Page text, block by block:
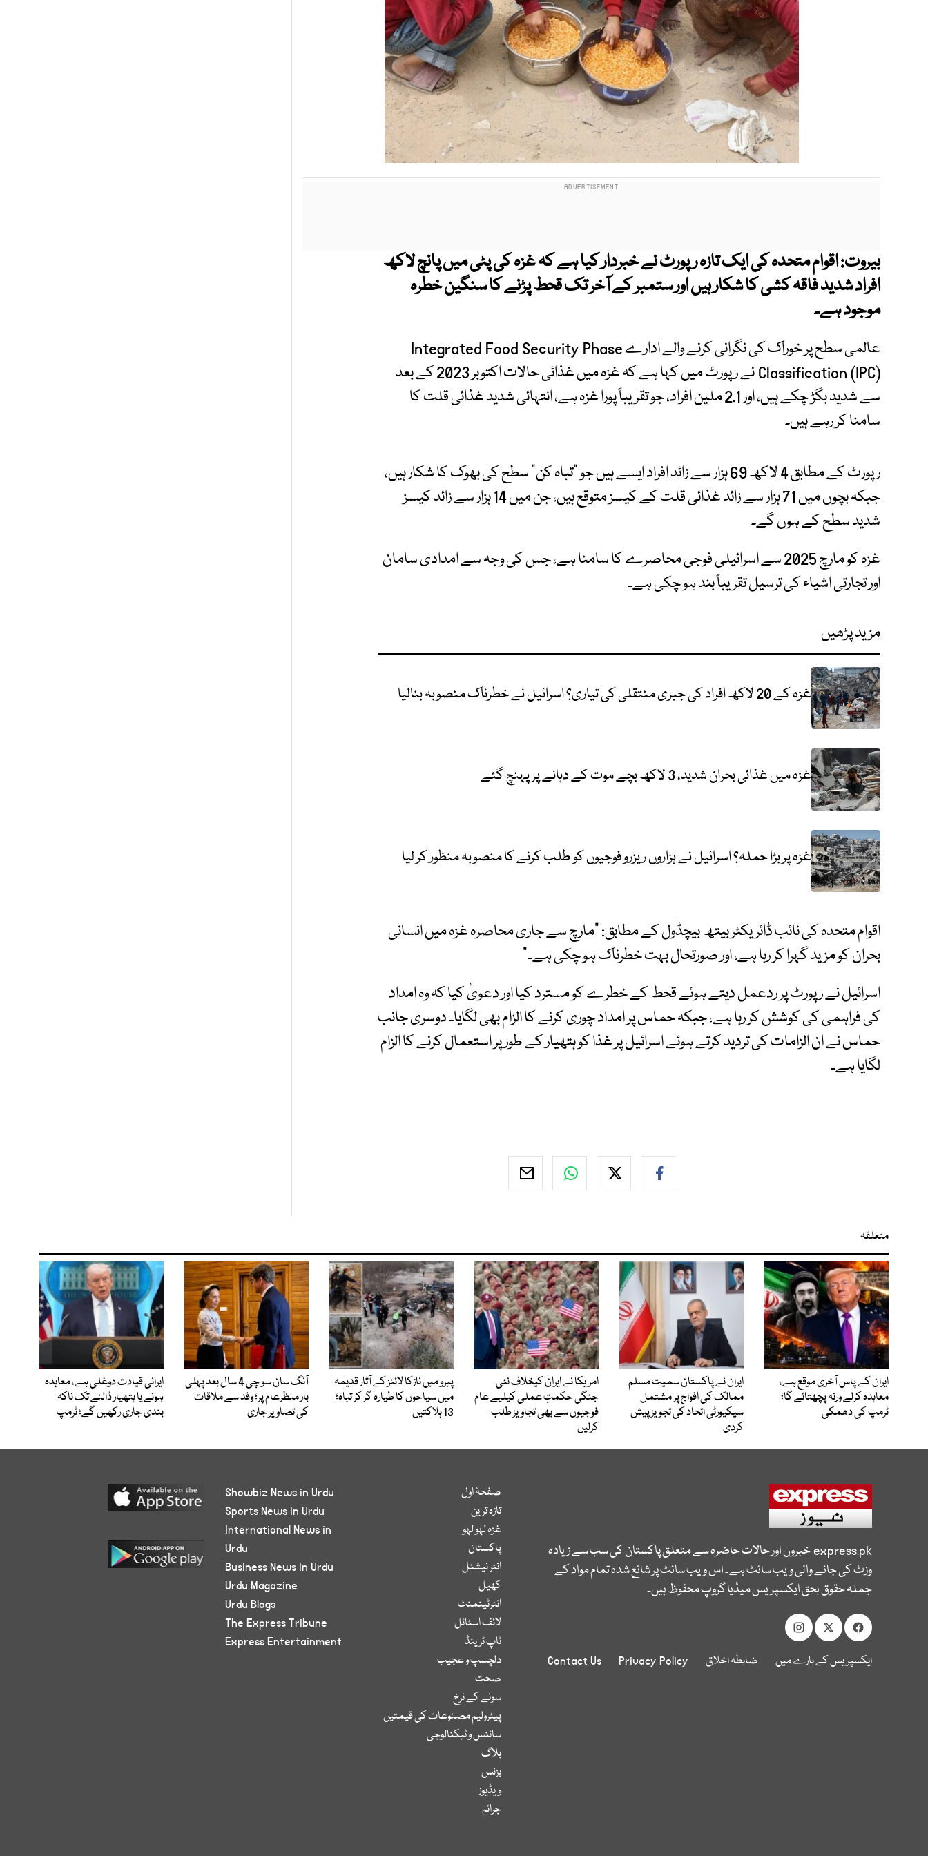
بیروت: اقوام متحدہ کی ایک تازہ رپورٹ نے خبردار کیا ہے کہ غزہ کی پٹی میں پانچ لاکھ
افراد شدید فاقہ کشی کا شکار ہیں اور ستمبر کے آخر تک قحط پڑنے کا سنگین خطرہ
موجود ہے۔
عالمی سطح پر خوراک کی نگرانی کرنے والے ادارے Integrated Food Security Phase
Classification (IPC) نے رپورٹ میں کہا ہے کہ غزہ میں غذائی حالات اکتوبر 2023 کے بعد
سے شدید بگڑ چکے ہیں، اور 2.1 ملین افراد، جو تقریباً پورا غزہ ہے، انتہائی شدید غذائی قلت کا
سامنا کر رہے ہیں۔
رپورٹ کے مطابق 4 لاکھ 69 ہزار سے زائد افراد ایسے ہیں جو "تباہ کن" سطح کی بھوک کا شکار ہیں،
جبکہ بچوں میں 71 ہزار سے زائد غذائی قلت کے کیسز متوقع ہیں، جن میں 14 ہزار سے زائد کیسز
شدید سطح کے ہوں گے۔
غزہ کو مارچ 2025 سے اسرائیلی فوجی محاصرے کا سامنا ہے، جس کی وجہ سے امدادی سامان
اور تجارتی اشیاء کی ترسیل تقریباً بند ہو چکی ہے۔
مزید پڑھیں
غزہ کے 20 لاکھ افراد کی جبری منتقلی کی تیاری؟ اسرائیل نے خطرناک منصوبہ بنالیا
غزہ میں غذائی بحران شدید، 3 لاکھ بچے موت کے دہانے پر پہنچ گئے
غزہ پر بڑا حملہ؟ اسرائیل نے ہزاروں ریزرو فوجیوں کو طلب کرنے کا منصوبہ منظور کر لیا
اقوام متحدہ کی نائب ڈائریکٹر بیتھ بیچڈول کے مطابق: "مارچ سے جاری محاصرہ غزہ میں انسانی
بحران کو مزید گہرا کر رہا ہے، اور صورتحال بہت خطرناک ہو چکی ہے۔"
اسرائیل نے رپورٹ پر ردعمل دیتے ہوئے قحط کے خطرے کو مسترد کیا اور دعویٰ کیا کہ وہ امداد
کی فراہمی کی کوشش کر رہا ہے، جبکہ حماس پر امداد چوری کرنے کا الزام بھی لگایا۔ دوسری جانب
حماس نے ان الزامات کی تردید کرتے ہوئے اسرائیل پر غذا کو ہتھیار کے طور پر استعمال کرنے کا الزام
لگایا ہے۔
متعلقہ
ایران کے پاس آخری موقع ہے،
معاہدہ کرلے ورنہ پچھتائے گا؛
ٹرمپ کی دھمکی
ایران نے پاکستان سمیت مسلم
ممالک کی افواج پر مشتمل
سیکیورٹی اتحاد کی تجویز پیش
کردی
امریکا نے ایران کیخلاف نئی
جنگی حکمتِ عملی کیلیے عام
فوجیوں سے بھی تجاویز طلب
کرلیں
پیرو میں نازکا لائنز کے آثار قدیمہ
میں سیاحوں کا طیارہ گر کر تباہ؛
13 ہلاکتیں
آنگ سان سو چی 4 سال بعد پہلی
بار منظرعام پر؛ وفد سے ملاقات
کی تصاویر جاری
ایرانی قیادت دوغلی ہے، معاہدہ
ہونے یا ہتھیار ڈالنے تک ناکہ
بندی جاری رکھیں گے؛ ٹرمپ
express.pkخبروں اور حالات حاضرہ سے متعلق پاکستان کی سب سے زیادہ
وزٹ کی جانے والی ویب سائٹ ہے۔ اس ویب سائٹ پر شائع شدہ تمام مواد کے
جملہ حقوق بحق ایکسپریس میڈیا گروپ محفوظ ہیں۔
ایکسپریس کے بارے میں ضابطہ اخلاق Privacy Policy
Contact Us
صفحۂ اول
تازہ ترین
غزہ لہو لہو
پاکستان
انٹر نیشنل
کھیل
انٹرٹینمنٹ
لائف اسٹائل
ٹاپ ٹرینڈ
دلچسپ و عجیب
صحت
سونے کے نرخ
پیٹرولیم مصنوعات کی قیمتیں
سائنس و ٹیکنالوجی
بلاگ
بزنس
ویڈیوز
جرائم
Showbiz News in Urdu
Sports News in Urdu
International News in
Urdu
Business News in Urdu
Urdu Magazine
Urdu Blogs
The Express Tribune
Express Entertainment